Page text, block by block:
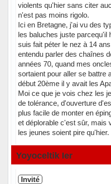
violents qu'hier sans citer
n'est pas moins rigolo.
Ici en Bretagne, j'ai vu des
les baluches juste parcequ'il
suis fait péter le nez à 14
entendu parler des chaînes
années 70, quand mes
sortaient pour aller se battre
début 20ème il y avait les
Moi ce que je vois chez les
de tolérance, d'ouverture
plus facile de monter en
et déplorable c'est sûr, mais
les jeunes soient pire qu'hier.
Hors ligne
Yoyoceltik Ier
Invité